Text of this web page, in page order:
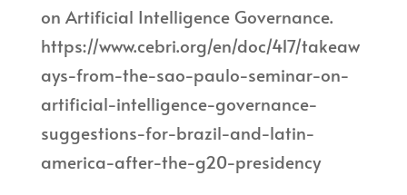
on Artificial Intelligence Governance.
https://www.cebri.org/en/doc/417/takeaw
ays-from-the-sao-paulo-seminar-on-
artificial-intelligence-governance-
suggestions-for-brazil-and-latin-
america-after-the-g20-presidency